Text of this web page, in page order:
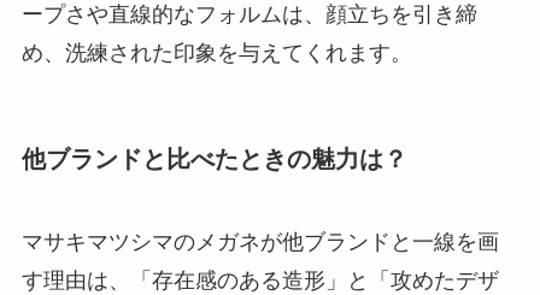
ープさや直線的なフォルムは、顔立ちを引き締
め、洗練された印象を与えてくれます。
他ブランドと比べたときの魅力は？
マサキマツシマのメガネが他ブランドと一線を画
す理由は、「存在感のある造形」と「攻めたデザ